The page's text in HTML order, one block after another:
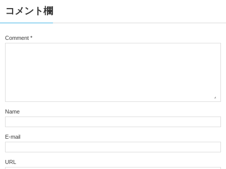
コメント欄
Comment *
Name
E-mail
URL